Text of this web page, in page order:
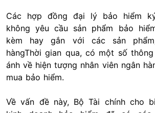
Các hợp đồng đại lý bảo hiểm
không yêu cầu sản phẩm bảo
kèm hay gắn với các sản
hàngThời gian qua, có một số
ánh về hiện tượng nhân viên ngân
mua bảo hiểm.
Về vấn đề này, Bộ Tài chính cho